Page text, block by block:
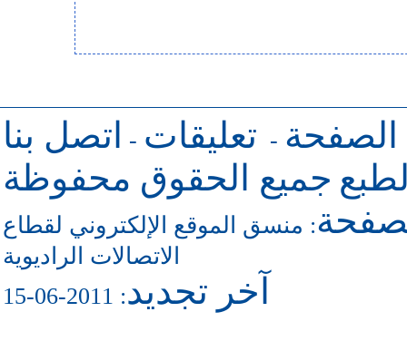
الصفحة - تعليقات -
اتصل بنا
جميع الحقوق محفوظة
: منسق الموقع الإلكتروني لقطاع
الاتصالات الراديوية
آخر تجديد: 2011-06-15